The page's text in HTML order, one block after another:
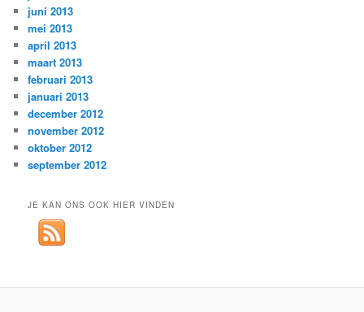
juni 2013
mei 2013
april 2013
maart 2013
februari 2013
januari 2013
december 2012
november 2012
oktober 2012
september 2012
JE KAN ONS OOK HIER VINDEN